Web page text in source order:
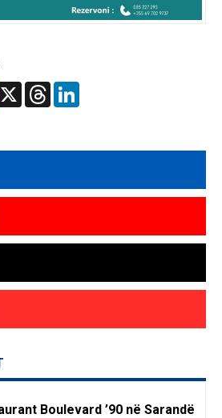
X Threads
Boulevard ’90 në Sarandë